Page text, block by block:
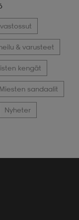
& varusteet
kengät
Miesten sandaalit
Nyheter